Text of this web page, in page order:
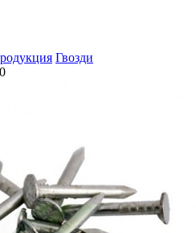
Гвозди